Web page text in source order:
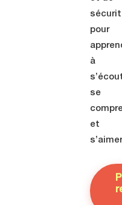
pour
à
se
et